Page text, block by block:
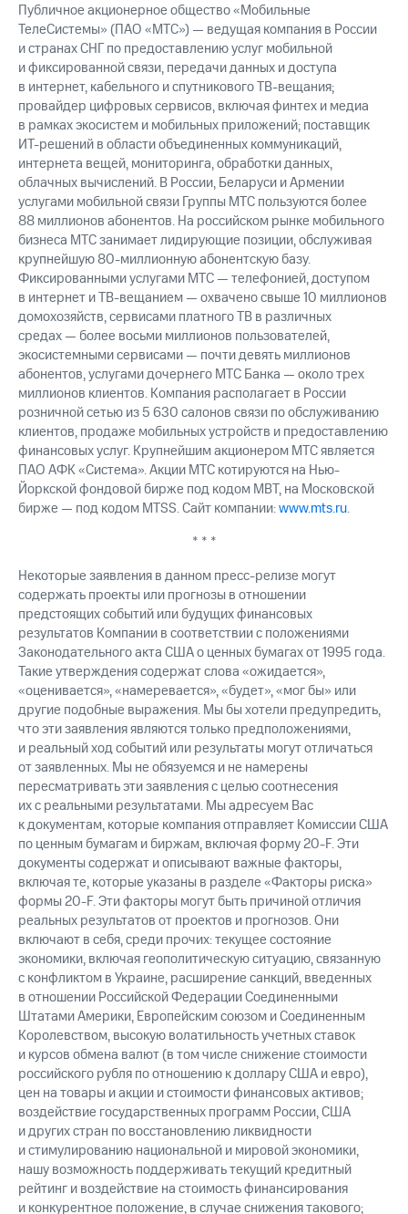
акций
Дивиденды
Рынок
облигаций
Описание
Еврооблигации-2023
Уведомление
о
погашении
именных
облигаций
Другое
Регистратор
Реквизиты
Контакты
развитие
деловая этика
На главную
Публичное акционерное общество «Мобильные
ТелеСистемы» (ПАО «МТС») — ведущая компания в России
и странах СНГ по предоставлению услуг мобильной
и фиксированной связи, передачи данных и доступа
в интернет, кабельного и спутникового ТВ-вещания;
провайдер цифровых сервисов, включая финтех и медиа
в рамках экосистем и мобильных приложений; поставщик
ИТ-решений в области объединенных коммуникаций,
интернета вещей, мониторинга, обработки данных,
облачных вычислений. В России, Беларуси и Армении
услугами мобильной связи Группы МТС пользуются более
88 миллионов абонентов. На российском рынке мобильного
бизнеса МТС занимает лидирующие позиции, обслуживая
крупнейшую 80-миллионную абонентскую базу.
Фиксированными услугами МТС — телефонией, доступом
в интернет и ТВ-вещанием — охвачено свыше 10 миллионов
домохозяйств, сервисами платного ТВ в различных
средах — более восьми миллионов пользователей,
экосистемными сервисами — почти девять миллионов
абонентов, услугами дочернего МТС Банка — около трех
миллионов клиентов. Компания располагает в России
розничной сетью из 5 630 салонов связи по обслуживанию
клиентов, продаже мобильных устройств и предоставлению
финансовых услуг. Крупнейшим акционером МТС является
ПАО АФК «Система». Акции МТС котируются на Нью-
Йоркской фондовой бирже под кодом MBT, на Московской
бирже — под кодом MTSS. Сайт компании:www.mts.ru.
* * *
Некоторые заявления в данном пресс-релизе могут
содержать проекты или прогнозы в отношении
предстоящих событий или будущих финансовых
результатов Компании в соответствии с положениями
Законодательного акта США о ценных бумагах от 1995 года.
Такие утверждения содержат слова «ожидается»,
«оценивается», «намеревается», «будет», «мог бы» или
другие подобные выражения. Мы бы хотели предупредить,
что эти заявления являются только предположениями,
и реальный ход событий или результаты могут отличаться
от заявленных. Мы не обязуемся и не намерены
пересматривать эти заявления с целью соотнесения
их с реальными результатами. Мы адресуем Вас
к документам, которые компания отправляет Комиссии США
по ценным бумагам и биржам, включая форму 20-F. Эти
документы содержат и описывают важные факторы,
включая те, которые указаны в разделе «Факторы риска»
формы 20-F. Эти факторы могут быть причиной отличия
реальных результатов от проектов и прогнозов. Они
включают в себя, среди прочих: текущее состояние
экономики, включая геополитическую ситуацию, связанную
с конфликтом в Украине, расширение санкций, введенных
в отношении Российской Федерации Соединенными
Штатами Америки, Европейским союзом и Соединенным
Королевством, высокую волатильность учетных ставок
и курсов обмена валют (в том числе снижение стоимости
российского рубля по отношению к доллару США и евро),
цен на товары и акции и стоимости финансовых активов;
воздействие государственных программ России, США
и других стран по восстановлению ликвидности
и стимулированию национальной и мировой экономики,
нашу возможность поддерживать текущий кредитный
рейтинг и воздействие на стоимость финансирования
и конкурентное положение, в случае снижения такового;